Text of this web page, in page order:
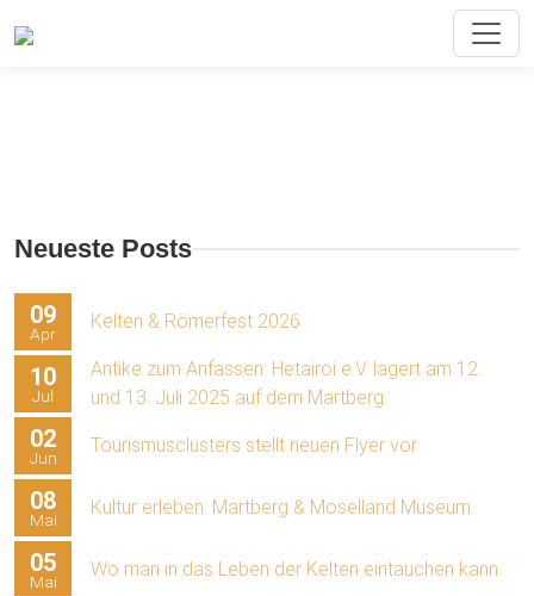
Neueste Posts
09
Apr
Kelten & Römerfest 2026
10
Jul
Antike zum Anfassen: Hetairoi e.V. lagert am 12.
und 13. Juli 2025 auf dem Martberg
02
Jun
Tourismusclusters stellt neuen Flyer vor
08
Mai
Kultur erleben: Martberg & Moselland Museum
05
Mai
Wo man in das Leben der Kelten eintauchen kann